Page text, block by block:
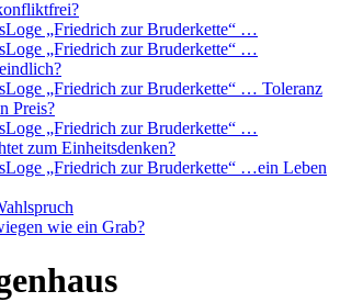
„Friedrich zur Bruderkette“ …
„Friedrich zur Bruderkette“ …
„Friedrich zur Bruderkette“ … Toleranz
Preis?
„Friedrich zur Bruderkette“ …
zum Einheitsdenken?
„Friedrich zur Bruderkette“ …ein Leben
wie ein Grab?